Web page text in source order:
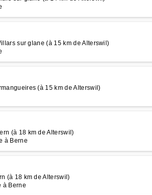
sur glane (à 15 km de Alterswil)
(à 15 km de Alterswil)
(à 18 km de Alterswil)
à Berne
(à 18 km de Alterswil)
à Berne